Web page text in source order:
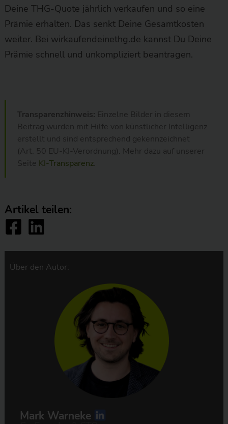
Deine THG-Quote jährlich verkaufen und so eine
Prämie erhalten. Das senkt Deine Gesamtkosten
weiter. Bei wirkaufendeinethg.de kannst Du Deine
Prämie schnell und unkompliziert beantragen.
Transparenzhinweis: Einzelne Bilder in diesem
Beitrag wurden mit Hilfe von künstlicher Intelligenz
erstellt und sind entsprechend gekennzeichnet
(Art. 50 EU-KI-Verordnung). Mehr dazu auf unserer
Seite KI-Transparenz.
Artikel teilen:
Über den Autor:
Mark Warneke